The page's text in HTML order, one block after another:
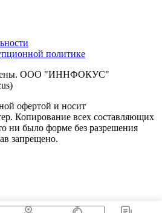
политике
ООО "ИННФОКУС"
офертой и носит
Копирование всех составляющих
ни было форме без разрешения
запрещено.